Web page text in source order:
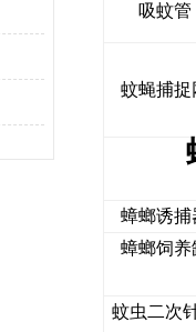
吸蚊管
蚊蝇捕捉
蟑螂诱捕
蟑螂饲养
蚊虫二次